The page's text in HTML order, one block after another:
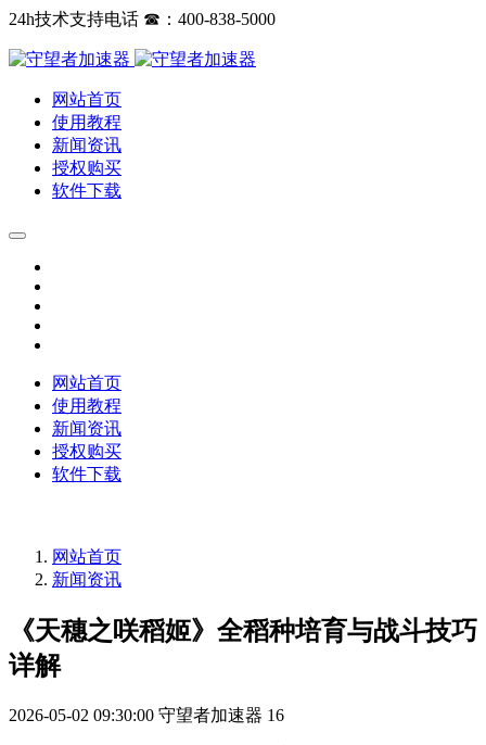
24h技术支持电话 ☎：400-838-5000
网站首页
使用教程
新闻资讯
授权购买
软件下载
网站首页
使用教程
新闻资讯
授权购买
软件下载
网站首页
新闻资讯
《天穗之咲稻姬》全稻种培育与战斗技巧
详解
2026-05-02 09:30:00 守望者加速器 16